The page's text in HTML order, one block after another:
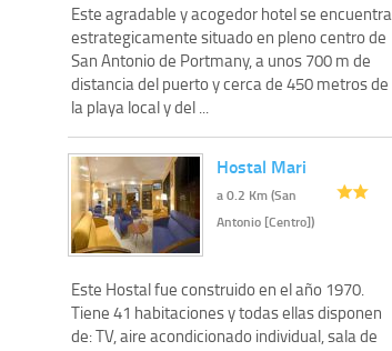
Este agradable y acogedor hotel se encuentra
estrategicamente situado en pleno centro de
San Antonio de Portmany, a unos 700 m de
distancia del puerto y cerca de 450 metros de
la playa local y del ...
Hostal Mari
a 0.2 Km (San
Antonio [Centro])
Este Hostal fue construido en el año 1970.
Tiene 41 habitaciones y todas ellas disponen
de: TV, aire acondicionado individual, sala de